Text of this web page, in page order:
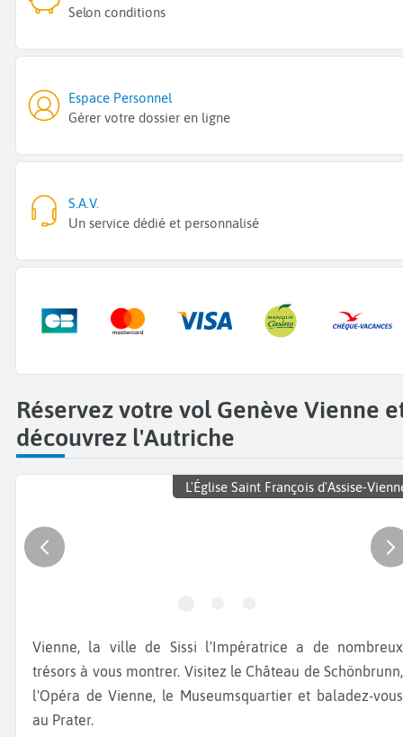
Selon conditions
Espace Personnel
Gérer votre dossier en ligne
S.A.V.
Un service dédié et personnalisé
Réservez votre vol Genève Vienne
découvrez l'Autriche
L'Église Saint François d'Assise-
Vienne, la ville de Sissi l'Impératrice a de nombreux
trésors à vous montrer. Visitez le Château de Schönbrunn,
l'Opéra de Vienne, le Museumsquartier et baladez-vous
au Prater.